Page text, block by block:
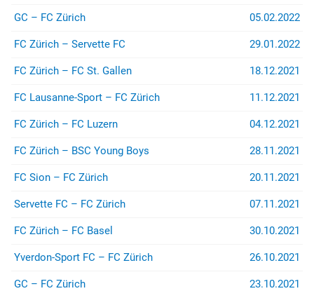
GC – FC Zürich 05.02.2022
FC Zürich – Servette FC 29.01.2022
FC Zürich – FC St. Gallen 18.12.2021
FC Lausanne-Sport – FC Zürich 11.12.2021
FC Zürich – FC Luzern 04.12.2021
FC Zürich – BSC Young Boys 28.11.2021
FC Sion – FC Zürich 20.11.2021
Servette FC – FC Zürich 07.11.2021
FC Zürich – FC Basel 30.10.2021
Yverdon-Sport FC – FC Zürich 26.10.2021
GC – FC Zürich 23.10.2021